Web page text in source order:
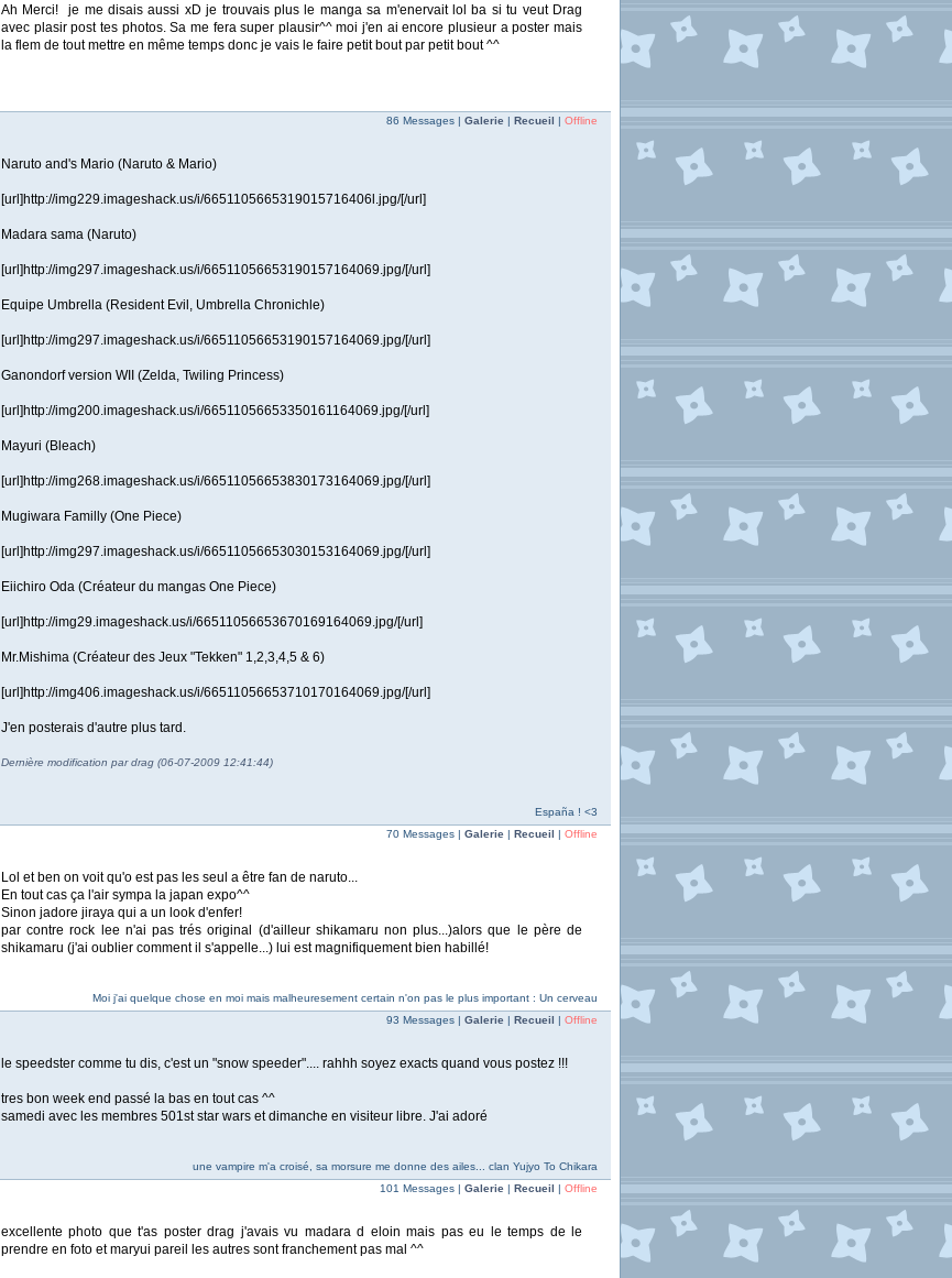
Ah Merci! je me disais aussi xD je trouvais plus le manga sa m'enervait lol ba si tu veut Drag
avec plasir post tes photos. Sa me fera super plausir^^ moi j'en ai encore plusieur a poster mais
la flem de tout mettre en même temps donc je vais le faire petit bout par petit bout ^^
86 Messages | Galerie | Recueil | Offline
Naruto and's Mario (Naruto & Mario)
[url]http://img229.imageshack.us/i/6651105665319015716406l.jpg/[/url]
Madara sama (Naruto)
[url]http://img297.imageshack.us/i/66511056653190157164069.jpg/[/url]
Equipe Umbrella (Resident Evil, Umbrella Chronichle)
[url]http://img297.imageshack.us/i/66511056653190157164069.jpg/[/url]
Ganondorf version WII (Zelda, Twiling Princess)
[url]http://img200.imageshack.us/i/66511056653350161164069.jpg/[/url]
Mayuri (Bleach)
[url]http://img268.imageshack.us/i/66511056653830173164069.jpg/[/url]
Mugiwara Familly (One Piece)
[url]http://img297.imageshack.us/i/66511056653030153164069.jpg/[/url]
Eiichiro Oda (Créateur du mangas One Piece)
[url]http://img29.imageshack.us/i/66511056653670169164069.jpg/[/url]
Mr.Mishima (Créateur des Jeux "Tekken" 1,2,3,4,5 & 6)
[url]http://img406.imageshack.us/i/66511056653710170164069.jpg/[/url]
J'en posterais d'autre plus tard.
Dernière modification par drag (06-07-2009 12:41:44)
España ! <3
70 Messages | Galerie | Recueil | Offline
Lol et ben on voit qu'o est pas les seul a être fan de naruto...
En tout cas ça l'air sympa la japan expo^^
Sinon jadore jiraya qui a un look d'enfer!
par contre rock lee n'ai pas trés original (d'ailleur shikamaru non plus...)alors que le père de
shikamaru (j'ai oublier comment il s'appelle...) lui est magnifiquement bien habillé!
Moi j'ai quelque chose en moi mais malheuresement certain n'on pas le plus important : Un cerveau
93 Messages | Galerie | Recueil | Offline
le speedster comme tu dis, c'est un "snow speeder".... rahhh soyez exacts quand vous postez !!!
tres bon week end passé la bas en tout cas ^^
samedi avec les membres 501st star wars et dimanche en visiteur libre. J'ai adoré
une vampire m'a croisé, sa morsure me donne des ailes... clan Yujyo To Chikara
101 Messages | Galerie | Recueil | Offline
excellente photo que t'as poster drag j'avais vu madara d eloin mais pas eu le temps de le
prendre en foto et maryui pareil les autres sont franchement pas mal ^^